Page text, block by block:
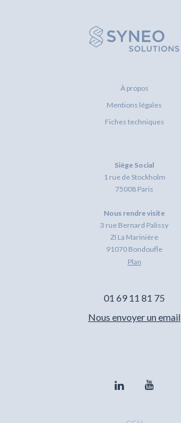
À propos
Mentions légales
Fiches techniques
Siège Social
1 rue de Stockholm
75008 Paris
Nous rendre visite
3 rue Bernard Palissy
ZI La Marinière
91070 Bondoufle
Plan
01 69 11 81 75
Nous envoyer un email